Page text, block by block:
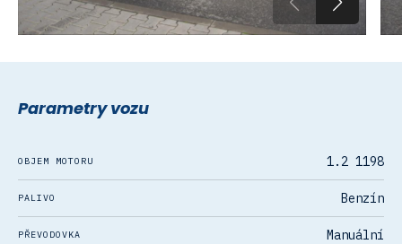
Parametry vozu
OBJEM MOTORU 1.2 1198
PALIVO Benzín
PŘEVODOVKA Manuální